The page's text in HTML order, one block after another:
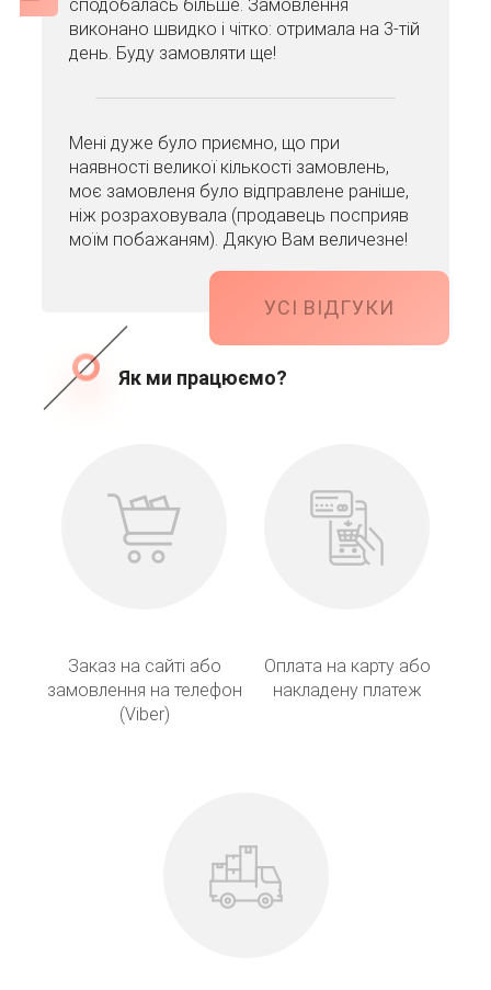
сподобалась більше. Замовлення
виконано швидко і чітко: отримала на 3-тій
день. Буду замовляти ще!
Мені дуже було приємно, що при
наявності великої кількості замовлень,
моє замовленя було відправлене раніше,
ніж розраховувала (продавець посприяв
моїм побажаням). Дякую Вам величезне!
УСІ ВІДГУКИ
Як ми працюємо?
Заказ на сайті або
замовлення на телефон
(Viber)
Оплата на карту або
накладену платеж